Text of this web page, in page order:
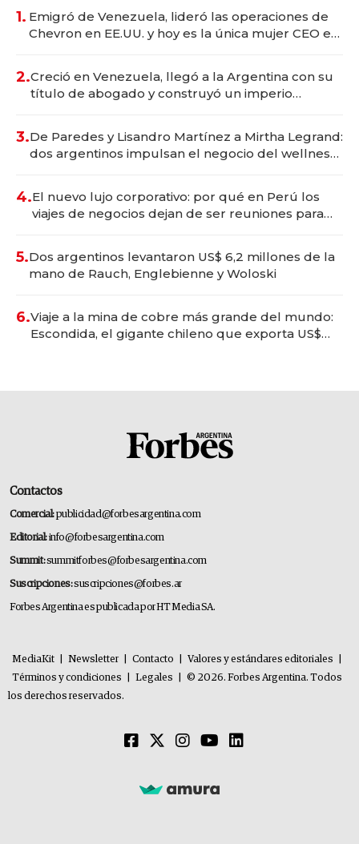
1. Emigró de Venezuela, lideró las operaciones de
Chevron en EE.UU. y hoy es la única mujer CEO en
2.Creció en Venezuela, llegó a la Argentina con su
título de abogado y construyó un imperio
3.De Paredes y Lisandro Martínez a Mirtha Legrand:
dos argentinos impulsan el negocio del wellness
4.El nuevo lujo corporativo: por qué en Perú los
viajes de negocios dejan de ser reuniones para
5.Dos argentinos levantaron US$ 6,2 millones de la
mano de Rauch, Englebienne y Woloski
6.Viaje a la mina de cobre más grande del mundo:
Escondida, el gigante chileno que exporta US$
Contactos
Comercial:publicidad@forbesargentina.com
Editorial:info@forbesargentina.com
Summit:summitforbes@forbesargentina.com
Suscripciones:suscripciones@forbes.ar
Forbes Argentina es publicada por HT Media SA.
MediaKit Newsletter Contacto Valores y estándares editoriales
Términos y condiciones
Legales
© 2026. Forbes Argentina. Todos
los derechos reservados.